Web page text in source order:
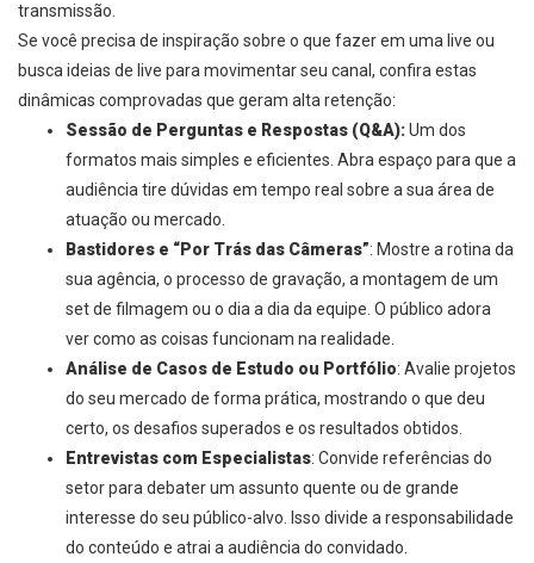
transmissão.
Se você precisa de inspiração sobre o que fazer em uma live ou
busca ideias de live para movimentar seu canal, confira estas
dinâmicas comprovadas que geram alta retenção:
Sessão de Perguntas e Respostas (Q&A):Um dos
formatos mais simples e eficientes. Abra espaço para que a
audiência tire dúvidas em tempo real sobre a sua área de
atuação ou mercado.
Bastidores e “Por Trás das Câmeras”: Mostre a rotina da
sua agência, o processo de gravação, a montagem de um
set de filmagem ou o dia a dia da equipe. O público adora
ver como as coisas funcionam na realidade.
Análise de Casos de Estudo ou Portfólio: Avalie projetos
do seu mercado de forma prática, mostrando o que deu
certo, os desafios superados e os resultados obtidos.
Entrevistas com Especialistas: Convide referências do
setor para debater um assunto quente ou de grande
interesse do seu público-alvo. Isso divide a responsabilidade
do conteúdo e atrai a audiência do convidado.